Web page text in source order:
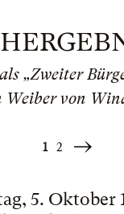
„Zweiter
Weiber von
1 2
Weiter
5. Oktober